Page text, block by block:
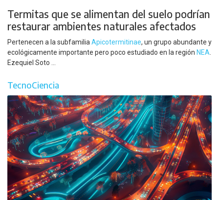
Termitas que se alimentan del suelo podrían
restaurar ambientes naturales afectados
Pertenecen a la subfamilia Apicotermitinae, un grupo abundante y
ecológicamente importante pero poco estudiado en la región NEA
Ezequiel Soto ...
TecnoCiencia